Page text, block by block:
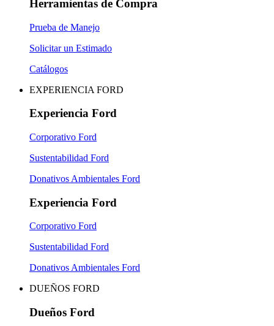
Herramientas de Compra
Prueba de Manejo
Solicitar un Estimado
Catálogos
EXPERIENCIA FORD
Experiencia Ford
Corporativo Ford
Sustentabilidad Ford
Donativos Ambientales Ford
Experiencia Ford
Corporativo Ford
Sustentabilidad Ford
Donativos Ambientales Ford
DUEÑOS FORD
Dueños Ford